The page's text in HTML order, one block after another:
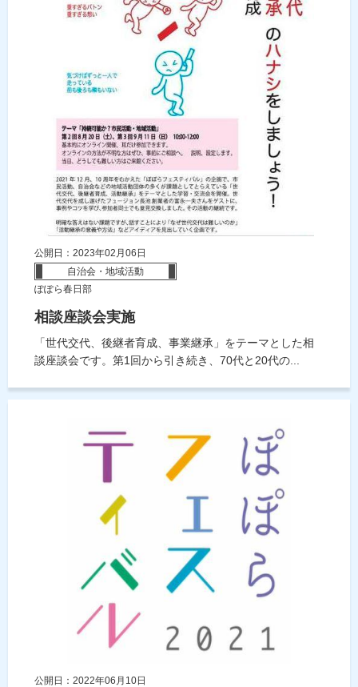
公開日：2023年02月06日
自治会・地域活動
ぽぽら春日部
相談座談会実施
「世代交代、後継者育成、事業継承」をテーマとした相
談座談会です。第1回から引き続き、70代と20代の...
公開日：2022年06月10日